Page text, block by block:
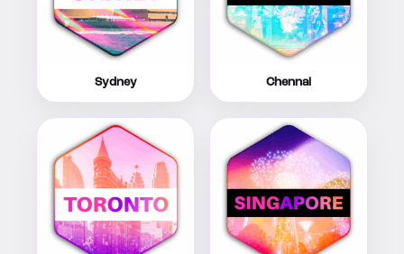
Sydney Chennai